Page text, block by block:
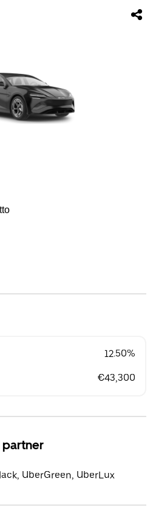
12.50%
€43,300
partner
UberGreen, UberLux